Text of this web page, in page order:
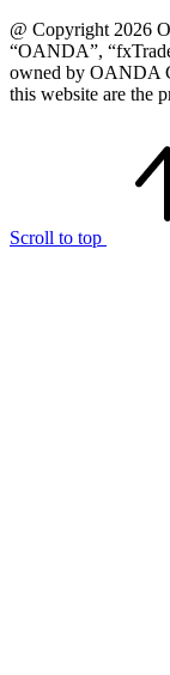
@ Copyright 2026
“OANDA”,
owned by OANDA
this website are the
Scroll to top